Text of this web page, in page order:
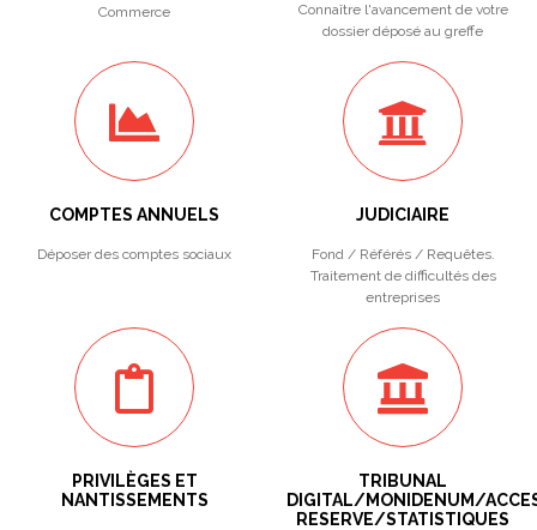
Commerce
Connaître l'avancement de votre
dossier déposé au greffe
COMPTES ANNUELS
Déposer des comptes sociaux
JUDICIAIRE
Fond / Référés / Requêtes.
Traitement de difficultés des
entreprises
PRIVILÈGES ET
NANTISSEMENTS
TRIBUNAL
DIGITAL/MONIDENUM/
RESERVE/STATISTIQUES